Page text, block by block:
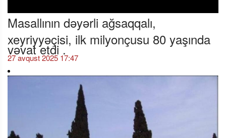
Masallının dəyərli ağsaqqalı,
xeyriyyəçisi, ilk milyonçusu 80 yaşında
vəvat etdi .
27 avqust 2025 17:47